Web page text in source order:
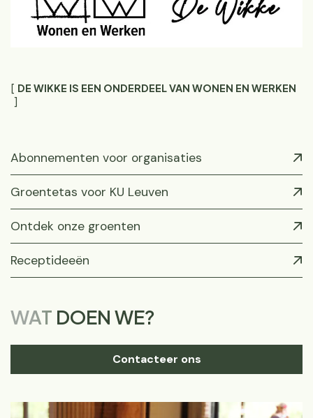
DE WIKKE IS EEN ONDERDEEL VAN WONEN EN WERKEN
Abonnementen voor organisaties
Groentetas voor KU Leuven
Ontdek onze groenten
Receptideeën
WAT DOEN WE?
Contacteer ons